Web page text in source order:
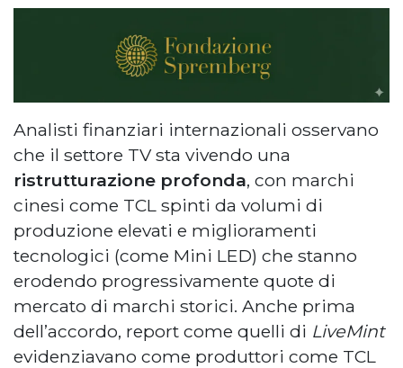
Analisti finanziari internazionali osservano
che il settore TV sta vivendo una
ristrutturazione profonda, con marchi
cinesi come TCL spinti da volumi di
produzione elevati e miglioramenti
tecnologici (come Mini LED) che stanno
erodendo progressivamente quote di
mercato di marchi storici. Anche prima
dell’accordo, report come quelli di LiveMint
evidenziavano come produttori come TCL